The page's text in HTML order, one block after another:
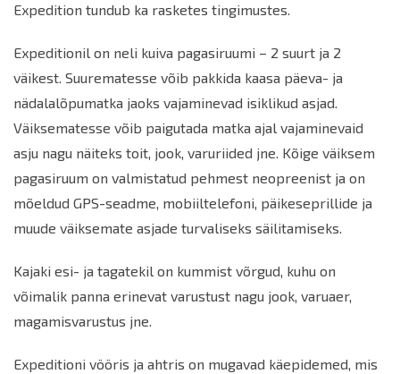
Expedition tundub ka rasketes tingimustes.
Expeditionil on neli kuiva pagasiruumi – 2 suurt ja 2
väikest. Suurematesse võib pakkida kaasa päeva- ja
nädalalõpumatka jaoks vajaminevad isiklikud asjad.
Väiksematesse võib paigutada matka ajal vajaminevaid
asju nagu näiteks toit, jook, varuriided jne. Kõige väiksem
pagasiruum on valmistatud pehmest neopreenist ja on
mõeldud GPS-seadme, mobiiltelefoni, päikeseprillide ja
muude väiksemate asjade turvaliseks säilitamiseks.
Kajaki esi- ja tagatekil on kummist võrgud, kuhu on
võimalik panna erinevat varustust nagu jook, varuaer,
magamisvarustus jne.
Expeditioni vööris ja ahtris on mugavad käepidemed, mis